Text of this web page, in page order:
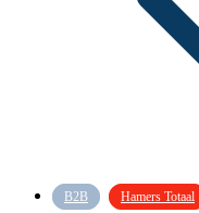
B2B Hamers Totaal